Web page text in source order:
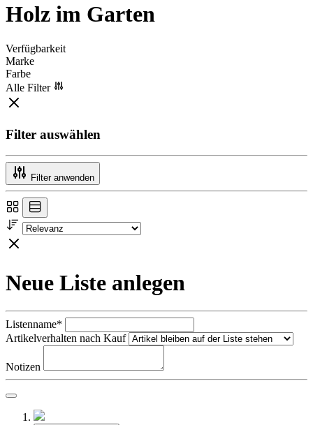
Holz im Garten
Verfügbarkeit
Marke
Farbe
Alle Filter
Filter auswählen
Filter anwenden
Neue Liste anlegen
Listenname*
Artikelverhalten nach Kauf
Notizen